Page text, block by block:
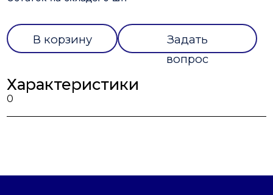
В корзину
Задать
вопрос
Характеристики
0